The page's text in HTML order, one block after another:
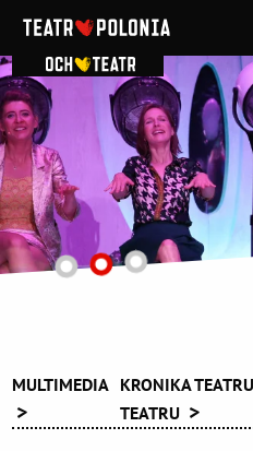
MULTIMEDIA KRONIKA
TEATRU